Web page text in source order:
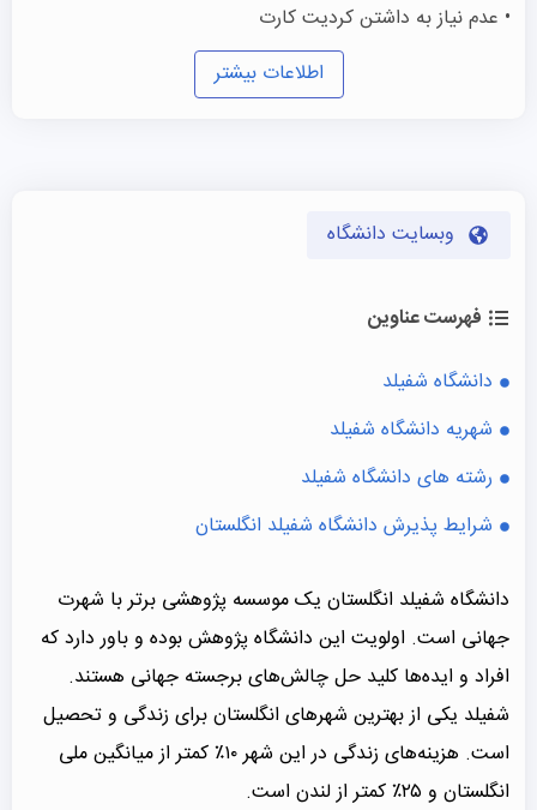
• عدم نیاز به داشتن کردیت کارت
اطلاعات بیشتر
وبسایت دانشگاه
فهرست عناوین
دانشگاه شفیلد
شهریه دانشگاه شفیلد
رشته های دانشگاه شفیلد
شرایط پذیرش دانشگاه شفیلد انگلستان
دانشگاه شفیلد انگلستان یک موسسه پژوهشی برتر با شهرت
جهانی است. اولویت این دانشگاه پژوهش بوده و باور دارد که
افراد و ایده‌ها کلید حل چالش‌های برجسته جهانی هستند.
شفیلد یکی از بهترین شهرهای انگلستان برای زندگی و تحصیل
است. هزینه‌های زندگی در این شهر ۱۰٪ کمتر از میانگین ملی
انگلستان و ۲۵٪ کمتر از لندن است.